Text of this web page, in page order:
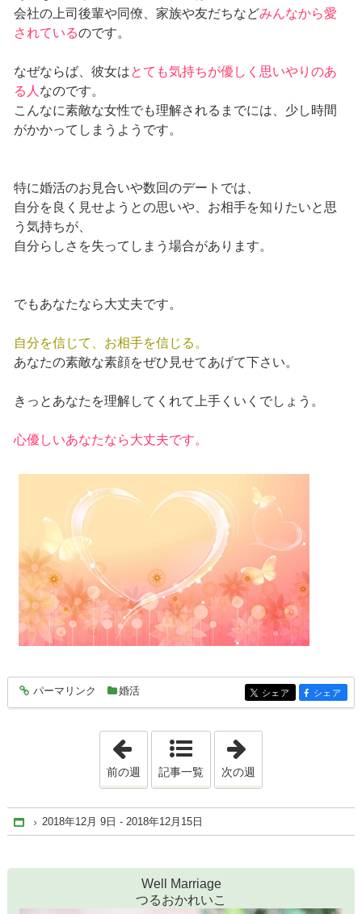
会社の上司後輩や同僚、家族や友だちなどみんなから愛
されているのです。
なぜならば、彼女はとても気持ちが優しく思いやりのあ
る人 なのです。
こんなに素敵な女性でも理解されるまでには、少し時間
がかかってしまうようです。
特に婚活のお見合いや数回のデートでは、
自分を良く見せようとの思いや、お相手を知りたいと思
う気持ちが、
自分らしさを失ってしまう場合があります。
でもあなたなら大丈夫です。
自分を信じて、お相手を信じる。
あなたの素敵な素顔をぜひ見せてあげて下さい。
きっとあなたを理解してくれて上手くいくでしょう。
心優しいあなたなら大丈夫です。
entry312
パーマリンク 婚活 entry312
シェア entry312
シェア
「2018年12月 2日 - 2018年12月 8日」
前の週 記事一覧 次の週
Home
2018年12月 9日 - 2018年12月15日
Well Marriage
つるおかれいこ